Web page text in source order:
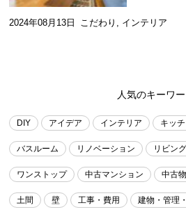
2024年08月13日 こだわり インテリア
人気のキーワ
DIY アイデア インテリア キッ
バスルーム リノベーション リビング
ワンストップ 中古マンション 中古
土間 壁 工事・費用 建物・管理